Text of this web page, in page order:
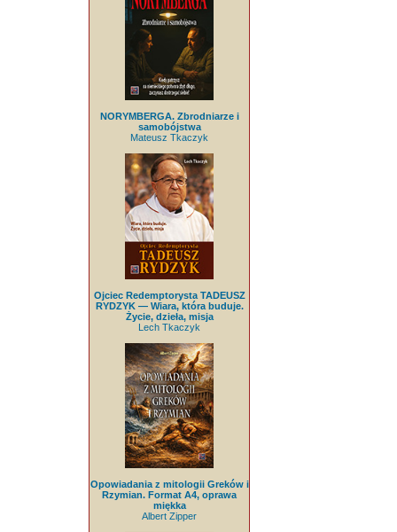
NORYMBERGA. Zbrodniarze i
samobójstwa
Mateusz Tkaczyk
Ojciec Redemptorysta TADEUSZ
RYDZYK — Wiara, która buduje.
Życie, dzieła, misja
Lech Tkaczyk
Opowiadania z mitologii Greków i
Rzymian. Format A4, oprawa
miękka
Albert Zipper